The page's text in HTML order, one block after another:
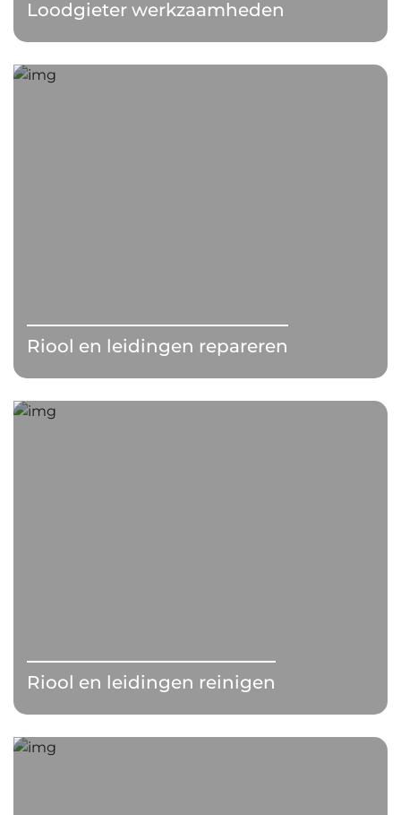
Loodgieter werkzaamheden
Riool en leidingen repareren
Riool en leidingen reinigen